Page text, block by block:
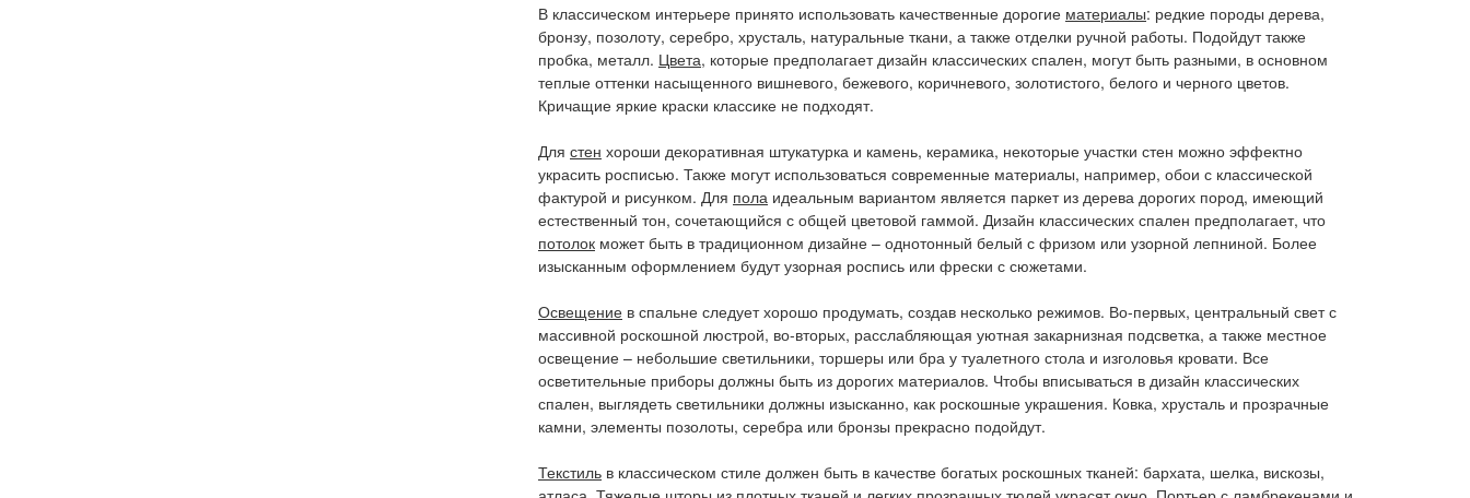
В классическом интерьере принято использовать качественные дорогие материалы: редкие породы дерева,
бронзу, позолоту, серебро, хрусталь, натуральные ткани, а также отделки ручной работы. Подойдут также
пробка, металл. Цвета, которые предполагает дизайн классических спален, могут быть разными, в основном
теплые оттенки насыщенного вишневого, бежевого, коричневого, золотистого, белого и черного цветов.
Кричащие яркие краски классике не подходят.
Для стен хороши декоративная штукатурка и камень, керамика, некоторые участки стен можно эффектно
украсить росписью. Также могут использоваться современные материалы, например, обои с классической
фактурой и рисунком. Для пола идеальным вариантом является паркет из дерева дорогих пород, имеющий
естественный тон, сочетающийся с общей цветовой гаммой. Дизайн классических спален предполагает, что
потолок может быть в традиционном дизайне – однотонный белый с фризом или узорной лепниной. Более
изысканным оформлением будут узорная роспись или фрески с сюжетами.
Освещение в спальне следует хорошо продумать, создав несколько режимов. Во-первых, центральный свет с
массивной роскошной люстрой, во-вторых, расслабляющая уютная закарнизная подсветка, а также местное
освещение – небольшие светильники, торшеры или бра у туалетного стола и изголовья кровати. Все
осветительные приборы должны быть из дорогих материалов. Чтобы вписываться в дизайн классических
спален, выглядеть светильники должны изысканно, как роскошные украшения. Ковка, хрусталь и прозрачные
камни, элементы позолоты, серебра или бронзы прекрасно подойдут.
Текстиль в классическом стиле должен быть в качестве богатых роскошных тканей: бархата, шелка, вискозы,